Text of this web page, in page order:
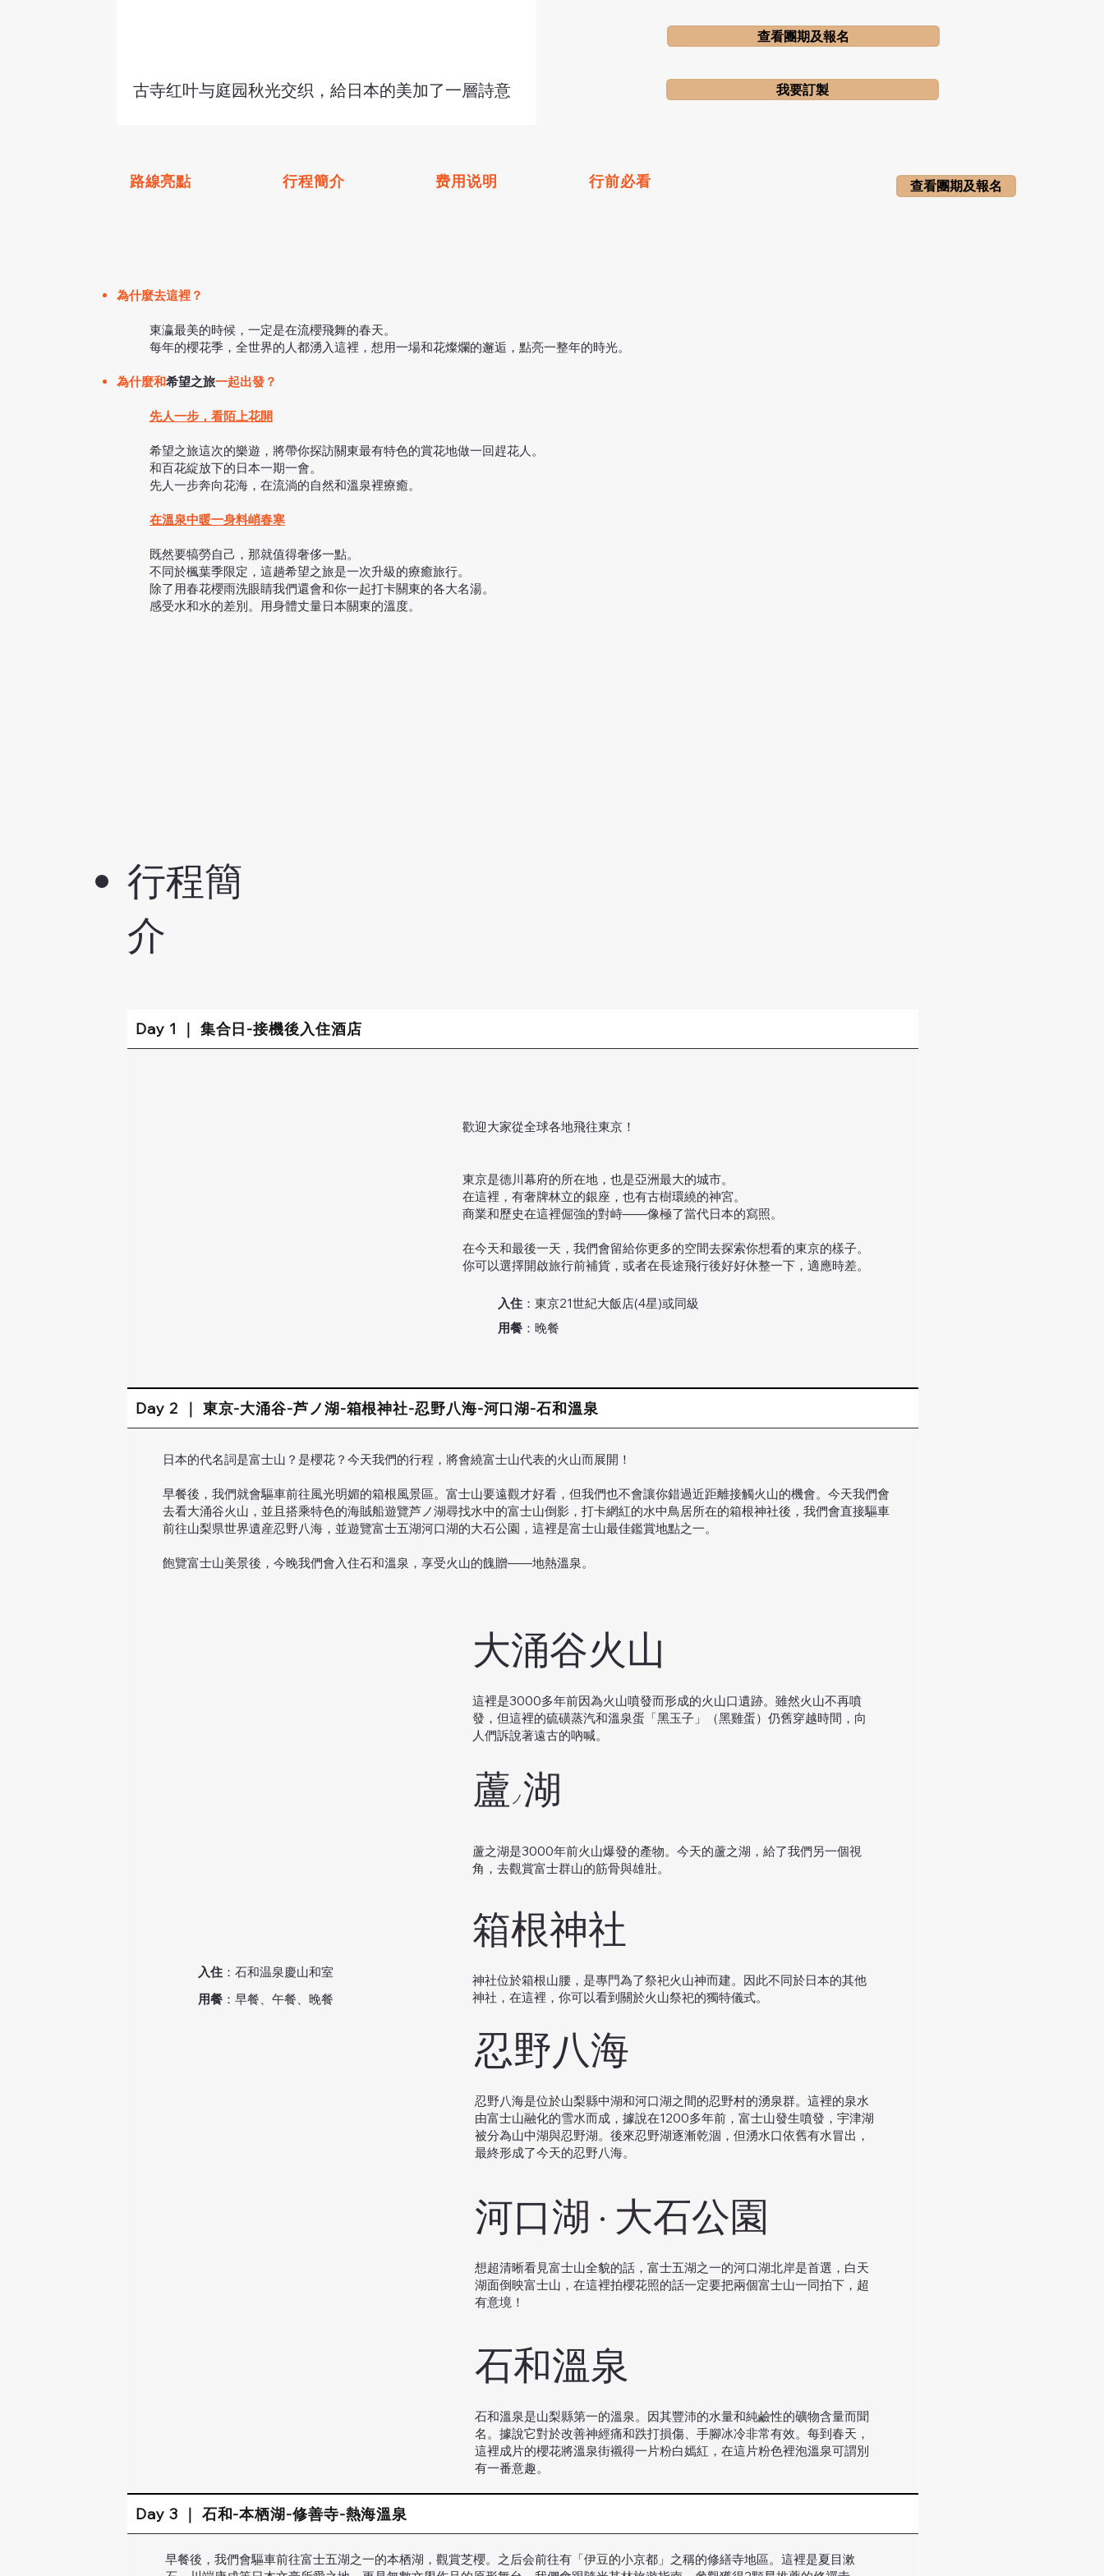
查看團期及報名
我要訂製
古寺红叶与庭园秋光交织，給日本的美加了一層詩意
行程簡
介
Day 1 ｜ 集合日-接機後入住酒店
入住 ：東京21世紀大飯店(4星)或同級
用餐 ：晚餐
東京是德川幕府的所在地，也是亞洲最大的城市。
在這裡，有奢牌林立的銀座，也有古樹環繞的神宮。
商業和歷史在這裡倔強的對峙——像極了當代日本的寫照。
在今天和最後一天，我們會留給你更多的空間去探索你想看的東京的樣子。
你可以選擇開啟旅行前補貨，或者在長途飛行後​好好休整一下，適應時差。
歡迎大家從全球各地飛往東京！
Day 2 ｜ 東京-大涌谷-芦ノ湖-箱根神社-忍野八海-河口湖-石和溫泉
入住：石和温泉慶山和室
用餐​：早餐、午餐、晚餐
日本的代名詞是富士山？是櫻花？今天我們的行程，將會繞富士山代表的火山而展開！
​早餐後，我們就會驅車前往風光明媚的箱根風景區。富士山要遠觀才好看，但我們也不會讓你錯過近距離接觸火山的機會。今天我們會
去看大涌谷火山，並且搭乘特色的海賊船遊覽芦ノ湖尋找水中的富士山倒影，打卡網紅的水中鳥居所在的箱根神社後，我們會直接驅車
前往山梨県世界遺産忍野八海，並遊覽富士五湖河口湖的大石公園，這裡是富士山最佳鑑賞地點之一。
飽覽富士山美景後，今晚我們會入住石和溫泉，享受火山的餽贈——地熱溫泉。
這裡是3000多年前因為火山噴發而形成的火山口遺跡。雖然火山不再噴
發，但這裡的硫磺蒸汽和溫泉蛋「黑玉子」（黑雞蛋）仍舊穿越時間，向
人們訴說著遠古的吶喊。
大涌谷火山
蘆之湖是3000年前火山爆發的產物。今天的蘆之湖，給了我們另一個視
角，去觀賞富士群山的筋骨與雄壯。
​蘆 ノ 湖
神社位於箱根山腰，是專門為了祭祀火山神而建。因此不同於日本的其他
神社，在這裡，你可以看到關於火山祭祀的獨特儀式。
箱根神社
忍野八海是位於山梨縣中湖和河口湖之間的忍野村的湧泉群。這裡的泉水
由富士山融化的雪水而成，據說在1200多年前，富士山發生噴發，宇津湖
被分為山中湖與忍野湖。後來忍野湖逐漸乾涸，但湧水口依舊有水冒出，
最終形成了今天的忍野八海。
忍野八海
想超清晰看見富士山全貌的話，富士五湖之一的河口湖北岸是首選，白天
湖面倒映富士山，在這裡拍櫻花照的話一定要把兩個富士山一同拍下，超
有意境！
河口湖 · 大石公園
石和溫泉是山梨縣第一的溫泉。因其豐沛的水量和純鹼性的礦物含量而聞
名。據說它對於改善神經痛和跌打損傷、手腳冰冷非常有效。每到春天，
這裡成片的櫻花將溫泉街襯得一片粉白嫣紅，在這片粉色裡泡溫泉可謂別
有一番意趣。
石和溫泉
Day 3 ｜ 石和-本栖湖-修善寺-熱海溫泉
早餐後，我們會驅車前往富士五湖之一的本栖湖，觀賞芝櫻。之后会前往有「伊豆的小京都」之稱的修繕寺地區。這裡是夏目漱
為什麼去這裡？
東瀛最美的時候，一定是在流櫻飛舞的春天。
每年的櫻花季，全世界的人都湧入這裡，想用一場和花燦爛的邂逅，點亮一整年的時光。
為什麼和希望之旅一起出發？
先人一步，看陌上花開
希望之旅這次的樂遊，將帶你探訪關東最有特色的賞花地做一回趕花人。
和百花綻放下的日本一期一會。
先人一步奔向花海，在流淌的自然和溫泉裡療癒。
在溫泉中暖一身料峭春寒
既然要犒勞自己，那就值得奢侈一點。
不同於楓葉季限定，這趟希望之旅是一次升級的療癒旅行。
除了用春花櫻雨洗眼睛我們還會和你一起打卡關東的各大名湯。
感受水和水的差別。用身體丈量日本關東的溫度。
路線亮點 行程簡介 费用说明 行前必看 查看團期及報名